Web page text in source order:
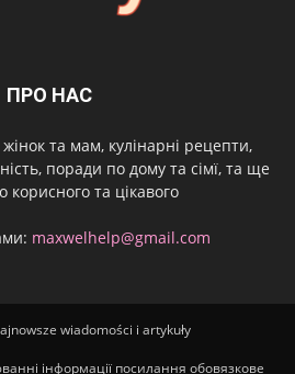
ПРО НАС
та мам, кулінарні рецепти,
поради по дому та сімї, та ще
корисного та цікавого
maxwelhelp@gmail.com
wiadomości i artykuły
інформації посилання обовязкове